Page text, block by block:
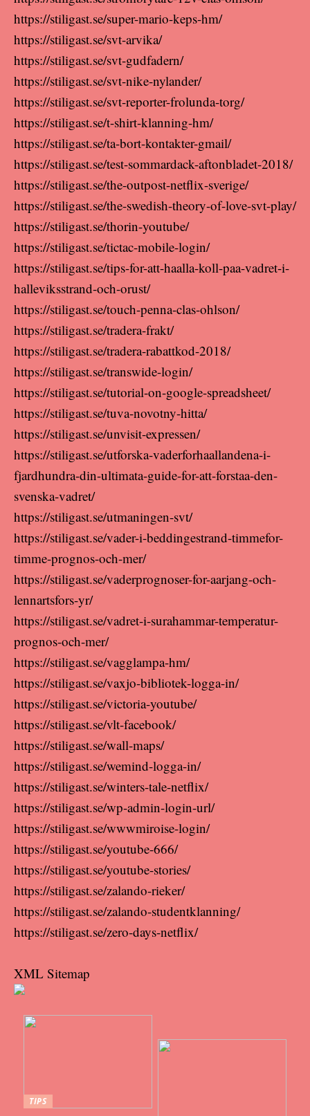
https://stiligast.se/super-mario-keps-hm/
https://stiligast.se/svt-arvika/
https://stiligast.se/svt-gudfadern/
https://stiligast.se/svt-nike-nylander/
https://stiligast.se/svt-reporter-frolunda-torg/
https://stiligast.se/t-shirt-klanning-hm/
https://stiligast.se/ta-bort-kontakter-gmail/
https://stiligast.se/test-sommardack-aftonbladet-2018/
https://stiligast.se/the-outpost-netflix-sverige/
https://stiligast.se/the-swedish-theory-of-love-svt-play/
https://stiligast.se/thorin-youtube/
https://stiligast.se/tictac-mobile-login/
https://stiligast.se/tips-for-att-haalla-koll-paa-vadret-i-
halleviksstrand-och-orust/
https://stiligast.se/touch-penna-clas-ohlson/
https://stiligast.se/tradera-frakt/
https://stiligast.se/tradera-rabattkod-2018/
https://stiligast.se/transwide-login/
https://stiligast.se/tutorial-on-google-spreadsheet/
https://stiligast.se/tuva-novotny-hitta/
https://stiligast.se/unvisit-expressen/
https://stiligast.se/utforska-vaderforhaallandena-i-
fjardhundra-din-ultimata-guide-for-att-forstaa-den-
svenska-vadret/
https://stiligast.se/utmaningen-svt/
https://stiligast.se/vader-i-beddingestrand-timmefor-
timme-prognos-och-mer/
https://stiligast.se/vaderprognoser-for-aarjang-och-
lennartsfors-yr/
https://stiligast.se/vadret-i-surahammar-temperatur-
prognos-och-mer/
https://stiligast.se/vagglampa-hm/
https://stiligast.se/vaxjo-bibliotek-logga-in/
https://stiligast.se/victoria-youtube/
https://stiligast.se/vlt-facebook/
https://stiligast.se/wall-maps/
https://stiligast.se/wemind-logga-in/
https://stiligast.se/winters-tale-netflix/
https://stiligast.se/wp-admin-login-url/
https://stiligast.se/wwwmiroise-login/
https://stiligast.se/youtube-666/
https://stiligast.se/youtube-stories/
https://stiligast.se/zalando-rieker/
https://stiligast.se/zalando-studentklanning/
https://stiligast.se/zero-days-netflix/
XML Sitemap
TIPS